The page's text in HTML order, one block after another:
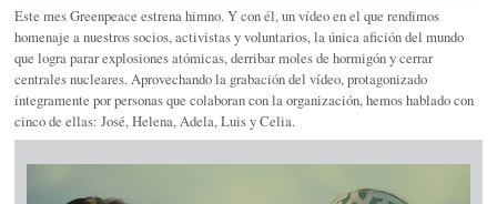
Este mes Greenpeace estrena himno. Y con él, un vídeo en el que rendimos
homenaje a nuestros socios, activistas y voluntarios, la única afición del mundo
que logra parar explosiones atómicas, derribar moles de hormigón y cerrar
centrales nucleares. Aprovechando la grabación del vídeo, protagonizado
íntegramente por personas que colaboran con la organización, hemos hablado con
cinco de ellas: José, Helena, Adela, Luis y Celia.